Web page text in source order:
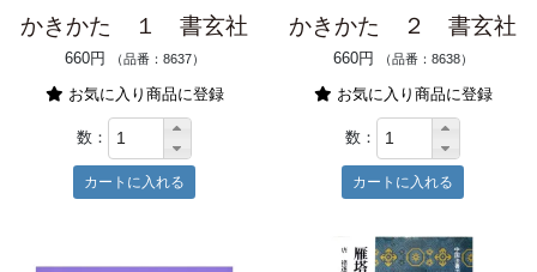
かきかた １ 書玄社
660円 （品番：8637）
お気に入り商品に登録
数：
かきかた ２ 書玄社
660円 （品番：8638）
お気に入り商品に登録
数：